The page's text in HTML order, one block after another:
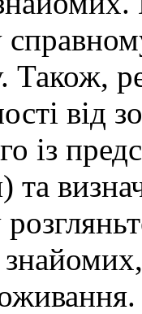
Також,
від
із
та